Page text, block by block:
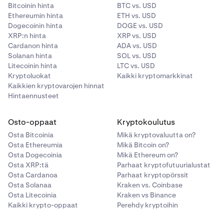
Bitcoinin hinta
Ethereumin hinta
Dogecoinin hinta
XRP:n hinta
Cardanon hinta
Solanan hinta
Litecoinin hinta
Kryptoluokat
Kaikkien kryptovarojen hinnat
Hintaennusteet
BTC vs. USD
ETH vs. USD
DOGE vs. USD
XRP vs. USD
ADA vs. USD
SOL vs. USD
LTC vs. USD
Kaikki kryptomarkkinat
Osto-oppaat
Osta Bitcoinia
Osta Ethereumia
Osta Dogecoinia
Osta XRP:tä
Osta Cardanoa
Osta Solanaa
Osta Litecoinia
Kaikki krypto-oppaat
Kryptokoulutus
Mikä kryptovaluutta on?
Mikä Bitcoin on?
Mikä Ethereum on?
Parhaat kryptofutuurialustat
Parhaat kryptopörssit
Kraken vs. Coinbase
Kraken vs Binance
Perehdy kryptoihin